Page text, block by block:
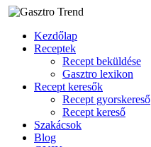
Kezdőlap
Receptek
Recept beküldése
Gasztro lexikon
Recept keresők
Recept gyorskereső
Recept kereső
Szakácsok
Blog